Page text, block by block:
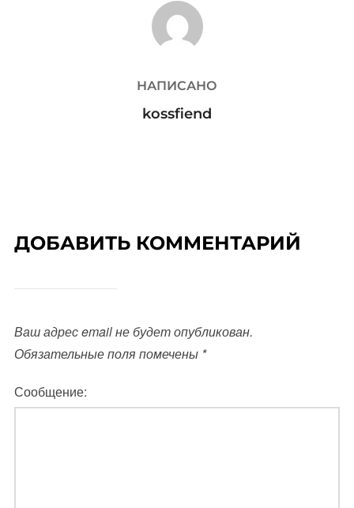
АВТОР ЗАПИСИ
НАПИСАНО
kossfiend
ДОБАВИТЬ КОММЕНТАРИЙ
Ваш адрес email не будет опубликован.
Обязательные поля помечены *
Сообщение: